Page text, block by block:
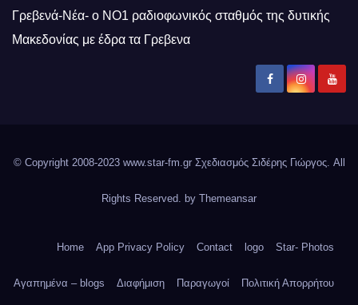
Γρεβενά-Νέα- ο ΝΟ1 ραδιοφωνικός σταθμός της δυτικής
Μακεδονίας με έδρα τα Γρεβενα
© Copyright 2008-2023 www.star-fm.gr Σχεδιασμός Σιδέρης Γιώργος. All
Rights Reserved. by Themeansar
Home App Privacy Policy Contact logo Star- Photos
Αγαπημένα – blogs Διαφήμιση Παραγωγοί Πολιτική Απορρήτου